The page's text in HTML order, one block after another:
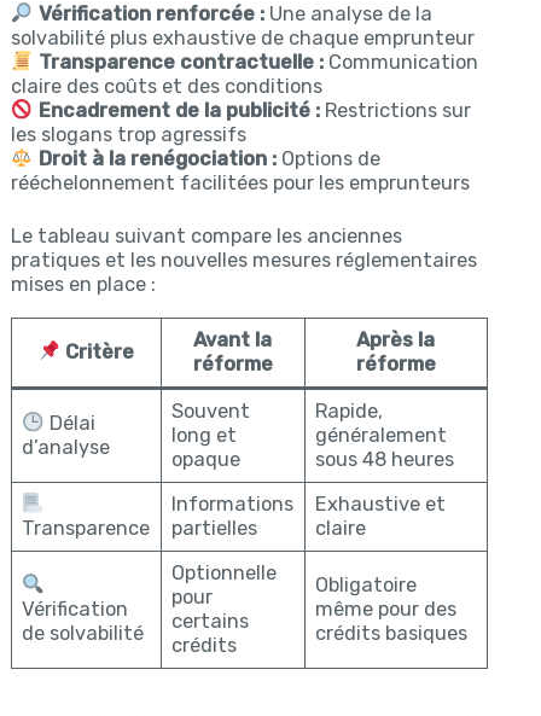
Vérification renforcée :Une analyse de la
solvabilité plus exhaustive de chaque emprunteur
Transparence contractuelle :Communication
claire des coûts et des conditions
Encadrement de la publicité :Restrictions sur
les slogans trop agressifs
Droit à la renégociation :Options de
rééchelonnement facilitées pour les emprunteurs
Le tableau suivant compare les anciennes
pratiques et les nouvelles mesures réglementaires
mises en place :
Critère
Avant la
réforme
Après la
réforme
Délai
d’analyse
Souvent
long et
opaque
Rapide,
généralement
sous 48 heures
Transparence
Informations
partielles
Exhaustive et
claire
Vérification
de solvabilité
Optionnelle
pour
certains
crédits
Obligatoire
même pour des
crédits basiques